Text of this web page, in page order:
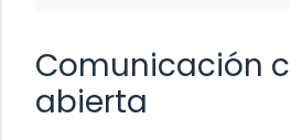
Comunicación
abierta